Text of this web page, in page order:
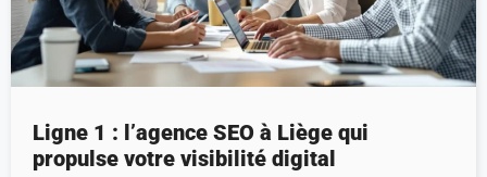
Ligne 1 : l’agence SEO à Liège qui
propulse votre visibilité digital